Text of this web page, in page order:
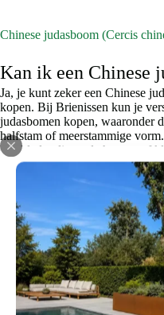
Chinese judasboom (Cercis
Kan ik een Chinese
Ja, je kunt zeker een Chinese
kopen. Bij Brienissen kun je
judasbomen kopen, waaronder
halfstam of meerstammige
een bladverliezende heester of
vaasvormige, halfopen kroon.
blad verschijnt, met bundels
bloemen. Het donkergroene
herfstkleur. Daarna verschijnen
blijven hangen.
Wat kost een
Wil je een judasboom kopen,
de prijzen variëren. Hoeveel hij
de hoogte en de vorm